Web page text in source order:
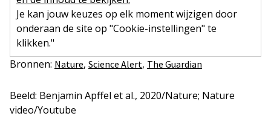
Je kan jouw keuzes op elk moment wijzigen door
onderaan de site op "Cookie-instellingen" te
klikken."
Bronnen: Nature, Science Alert, The Guardian
Beeld: Benjamin Apffel et al., 2020/Nature; Nature
video/Youtube